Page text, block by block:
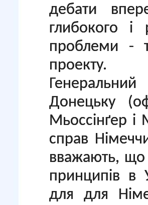
дебати
глибокого і
проблеми -
проекту.
Донецьку
Мьоссінґер і
справ
вважають, що
принципів в
для для